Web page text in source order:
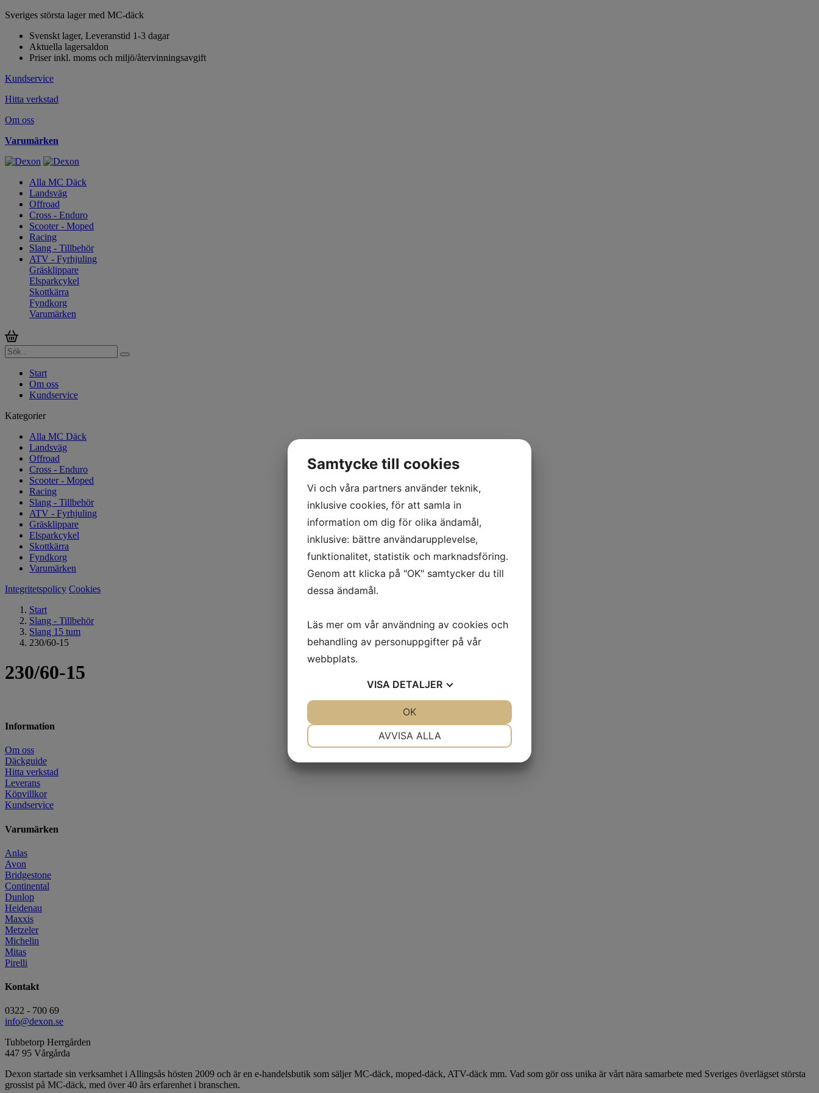
Sveriges största lager med MC-däck
Svenskt lager, Leveranstid 1-3 dagar
Aktuella lagersaldon
Priser inkl. moms och miljö/återvinningsavgift
Kundservice
Hitta verkstad
Om oss
Varumärken
Alla MC Däck
Landsväg
Offroad
Cross - Enduro
Scooter - Moped
Racing
Slang - Tillbehör
ATV - Fyrhjuling
Gräsklippare
Elsparkcykel
Skottkärra
Fyndkorg
Varumärken
Start
Om oss
Kundservice
Kategorier
Alla MC Däck
Landsväg
Offroad
Cross - Enduro
Scooter - Moped
Racing
Slang - Tillbehör
ATV - Fyrhjuling
Gräsklippare
Elsparkcykel
Skottkärra
Fyndkorg
Varumärken
Integritetspolicy Cookies
Start
Slang - Tillbehör
Slang 15 tum
230/60-15
230/60-15
Information
Om oss
Däckguide
Hitta verkstad
Leverans
Köpvillkor
Kundservice
Varumärken
Anlas
Avon
Bridgestone
Continental
Dunlop
Heidenau
Maxxis
Metzeler
Michelin
Mitas
Pirelli
Kontakt
0322 - 700 69
info@dexon.se
Tubbetorp Herrgården
447 95 Vårgårda
Dexon startade sin verksamhet i Allingsås hösten 2009 och är en e-handelsbutik som säljer MC-däck, moped-däck, ATV-däck mm. Vad som gör oss unika är vårt nära samarbete med Sveriges överlägset största
grossist på MC-däck, med över 40 års erfarenhet i branschen.
Samtycke till cookies
Vi och våra partners använder teknik,
inklusive cookies, för att samla in
information om dig för olika ändamål,
inklusive: bättre användarupplevelse,
funktionalitet, statistik och marknadsföring.
Genom att klicka på "OK" samtycker du till
dessa ändamål.
Läs mer om vår användning av cookies och
behandling av personuppgifter på vår
webbplats.
VISA DETALJER
AVVISA ALLA
OK